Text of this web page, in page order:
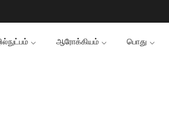
ஆரோக்கியம் பொது